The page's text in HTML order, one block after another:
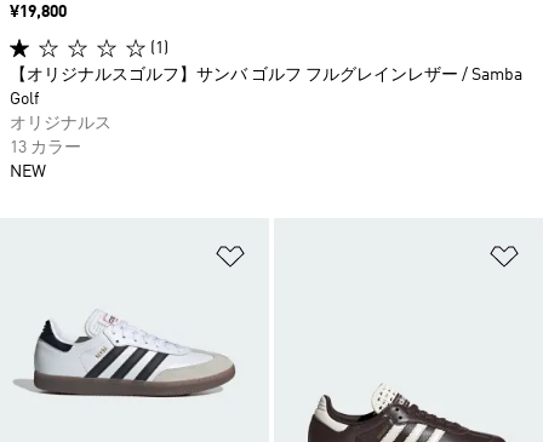
価格
¥19,800
(1)
【オリジナルスゴルフ】サンバ ゴルフ フルグレインレザー / Samba
Golf
オリジナルス
13 カラー
NEW